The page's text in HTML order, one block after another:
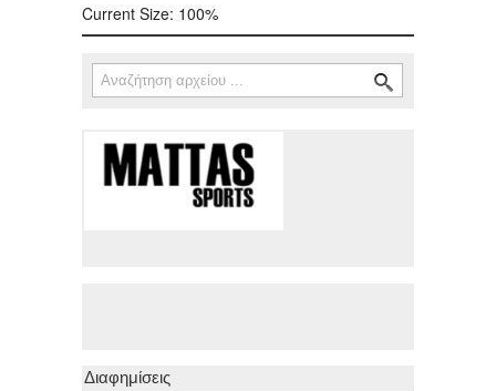
Current Size: 100%
Φόρμα αναζήτησης
Αναζήτηση
Διαφημίσεις